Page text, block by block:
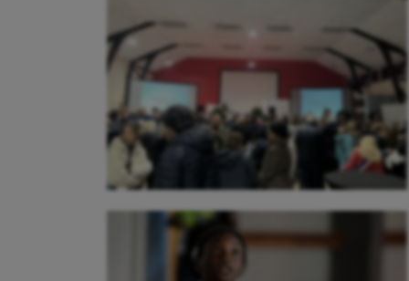
Cheerleading
Course à pied
Crossfit
Cyclisme